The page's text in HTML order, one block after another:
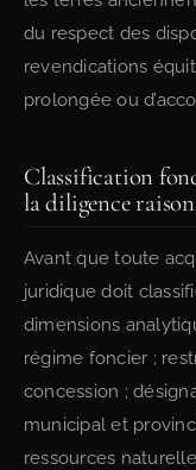
du respect des
revendications
prolongée ou
Classification
la diligence
Avant que toute
juridique doit
dimensions
régime foncier ;
concession ;
municipal et
ressources